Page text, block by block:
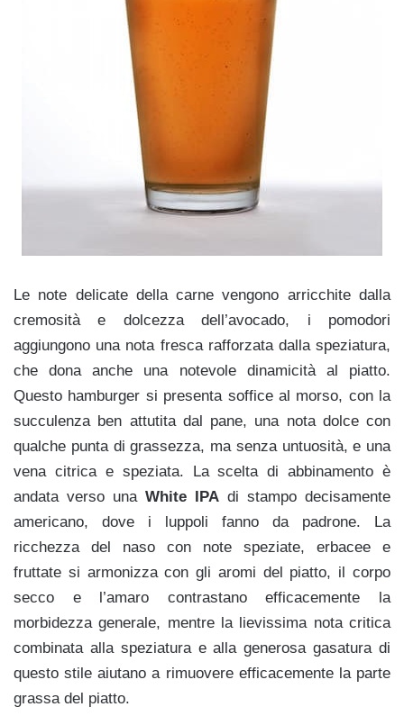
Le note delicate della carne vengono arricchite dalla
cremosità e dolcezza dell’avocado, i pomodori
aggiungono una nota fresca rafforzata dalla speziatura,
che dona anche una notevole dinamicità al piatto.
Questo hamburger si presenta soffice al morso, con la
succulenza ben attutita dal pane, una nota dolce con
qualche punta di grassezza, ma senza untuosità, e una
vena citrica e speziata. La scelta di abbinamento è
andata verso una White IPA di stampo decisamente
americano, dove i luppoli fanno da padrone. La
ricchezza del naso con note speziate, erbacee e
fruttate si armonizza con gli aromi del piatto, il corpo
secco e l’amaro contrastano efficacemente la
morbidezza generale, mentre la lievissima nota critica
combinata alla speziatura e alla generosa gasatura di
questo stile aiutano a rimuovere efficacemente la parte
grassa del piatto.